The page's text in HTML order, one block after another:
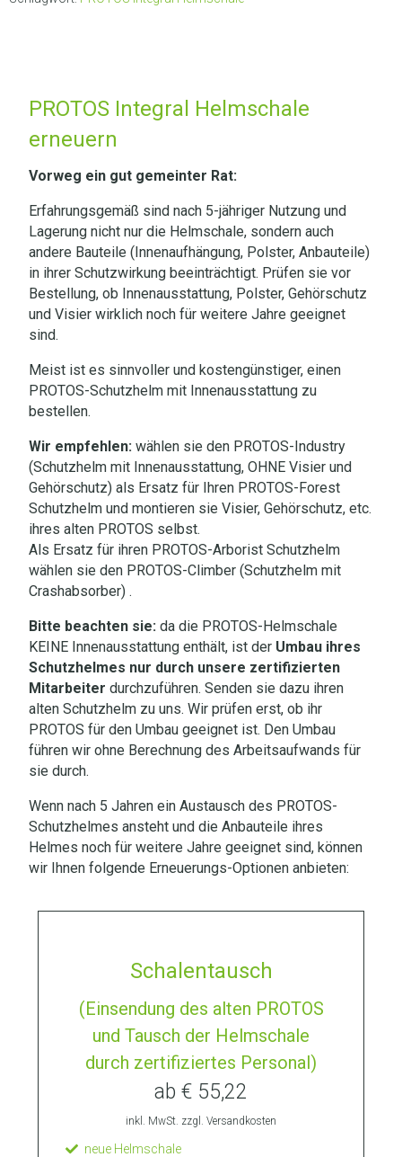
PROTOS Integral Helmschale
erneuern
Vorweg ein gut gemeinter Rat:
Erfahrungsgemäß sind nach 5-jähriger Nutzung und
Lagerung nicht nur die Helmschale, sondern auch
andere Bauteile (Innenaufhängung, Polster, Anbauteile)
in ihrer Schutzwirkung beeinträchtigt. Prüfen sie vor
Bestellung, ob Innenausstattung, Polster, Gehörschutz
und Visier wirklich noch für weitere Jahre geeignet
sind.
Meist ist es sinnvoller und kostengünstiger, einen
PROTOS-Schutzhelm mit Innenausstattung zu
bestellen.
Wir empfehlen: wählen sie den PROTOS-Industry
(Schutzhelm mit Innenausstattung, OHNE Visier und
Gehörschutz) als Ersatz für Ihren PROTOS-Forest
Schutzhelm und montieren sie Visier, Gehörschutz, etc.
ihres alten PROTOS selbst.
Als Ersatz für ihren PROTOS-Arborist Schutzhelm
wählen sie den PROTOS-Climber (Schutzhelm mit
Crashabsorber) .
Bitte beachten sie: da die PROTOS-Helmschale
KEINE Innenausstattung enthält, ist der Umbau ihres
Schutzhelmes nur durch unsere zertifizierten
Mitarbeiter durchzuführen. Senden sie dazu ihren
alten Schutzhelm zu uns. Wir prüfen erst, ob ihr
PROTOS für den Umbau geeignet ist. Den Umbau
führen wir ohne Berechnung des Arbeitsaufwands für
sie durch.
Wenn nach 5 Jahren ein Austausch des PROTOS-
Schutzhelmes ansteht und die Anbauteile ihres
Helmes noch für weitere Jahre geeignet sind, können
wir Ihnen folgende Erneuerungs-Optionen anbieten:
Schalentausch
(Einsendung des alten PROTOS
und Tausch der Helmschale
durch zertifiziertes Personal)
ab € 55,22
inkl. MwSt. zzgl. Versandkosten
neue Helmschale